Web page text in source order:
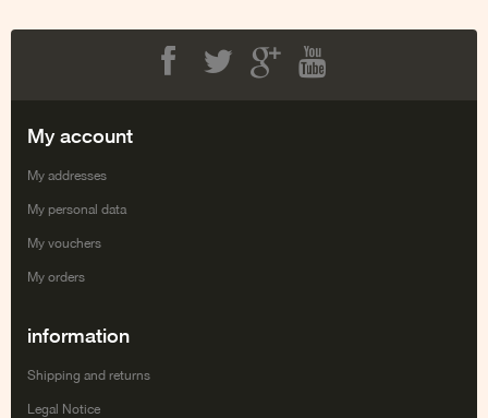
My account
My addresses
My personal data
My vouchers
My orders
information
Shipping and returns
Legal Notice